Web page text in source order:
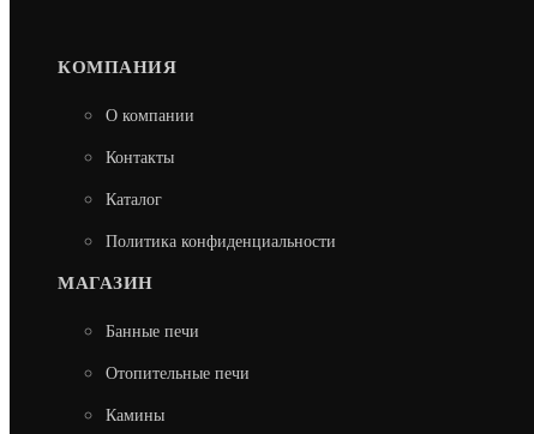
КОМПАНИЯ
О компании
Контакты
Каталог
Политика конфиденциальности
МАГАЗИН
Банные печи
Отопительные печи
Камины